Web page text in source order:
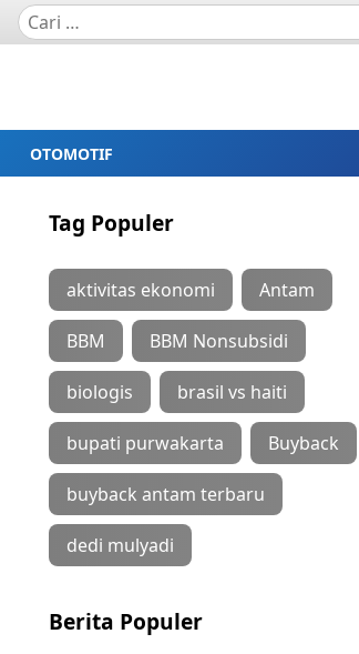
OTOMOTIF
Tag Populer
aktivitas ekonomi Antam
BBM BBM Nonsubsidi
biologis brasil vs haiti
bupati purwakarta Buyback
buyback antam terbaru
dedi mulyadi
Berita Populer